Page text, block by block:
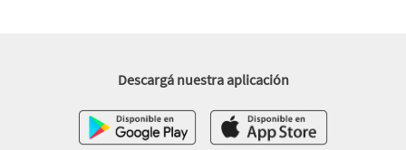
Descargá nuestra aplicación